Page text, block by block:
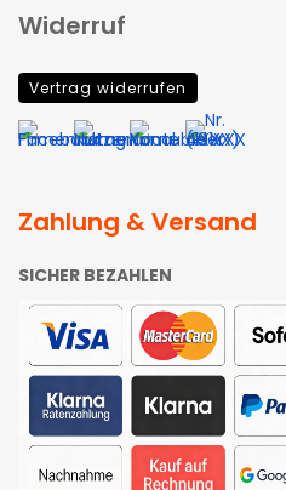
Widerruf
Vertrag widerrufen
Zahlung & Versand
SICHER BEZAHLEN